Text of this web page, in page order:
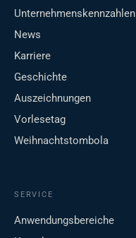
Unternehmenskennzahlen
News
Karriere
Geschichte
Auszeichnungen
Vorlesetag
Weihnachtstombola
SERVICE
Anwendungsbereiche